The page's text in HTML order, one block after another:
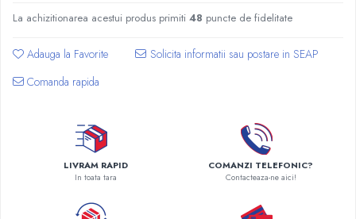
Automatizari panouri solare
solare
Pompe de caldura
La achizitionarea acestui produs primiti 48 puncte de fidelitate
Adauga la Favorite
Comanda rapida
LIVRAM RAPID
In toata tara
COMANZI TELEFONIC?
Contacteaza-ne aici!